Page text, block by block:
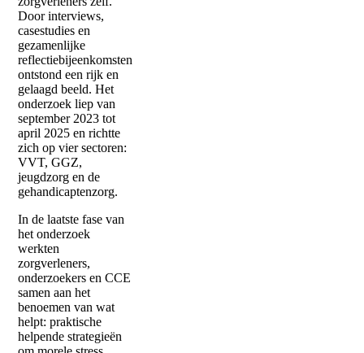
Door interviews,
casestudies en
gezamenlijke
reflectiebijeenkomsten
ontstond een rijk en
gelaagd beeld. Het
onderzoek liep van
september 2023 tot
april 2025 en richtte
zich op vier sectoren:
VVT, GGZ,
jeugdzorg en de
gehandicaptenzorg.
In de laatste fase van
het onderzoek
werkten
zorgverleners,
onderzoekers en CCE
samen aan het
benoemen van wat
helpt: praktische
helpende strategieën